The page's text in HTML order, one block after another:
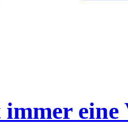
eine